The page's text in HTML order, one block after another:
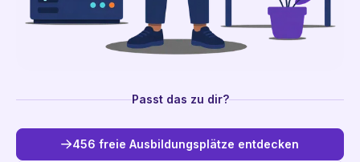
Passt das zu dir?
456 freie Ausbildungsplätze entdecken